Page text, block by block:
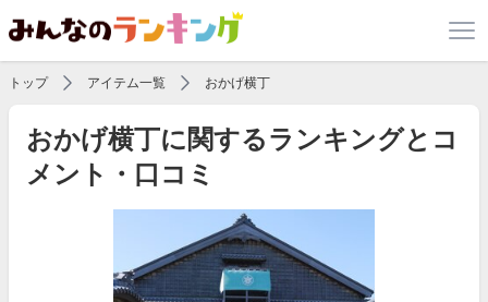
トップ アイテム一覧 おかげ横丁
おかげ横丁に関するランキングとコ
メント・口コミ